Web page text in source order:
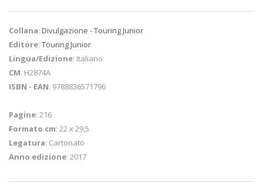
Collana: Divulgazione - Touring Junior
Editore: Touring Junior
Lingua/Edizione: Italiano
CM: H2874A
ISBN - EAN: 9788836571796
Pagine: 216
Formato cm: 22 x 29,5
Legatura: Cartonato
Anno edizione: 2017